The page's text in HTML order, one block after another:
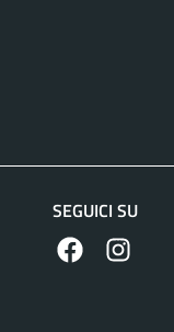
SEGUICI SU
https://